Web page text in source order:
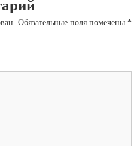
Обязательные поля помечены *